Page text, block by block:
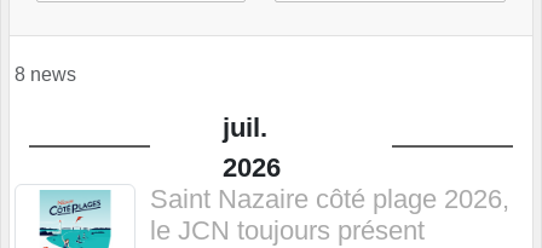
8 news
juil.
2026
Saint Nazaire côté plage 2026,
le JCN toujours présent